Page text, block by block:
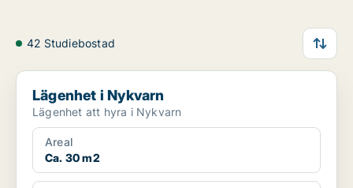
42 Studiebostad
Lägenhet i Nykvarn
Lägenhet i Nykvarn
Lägenhet att hyra i Nykvarn
Areal
Ca. 30 m2